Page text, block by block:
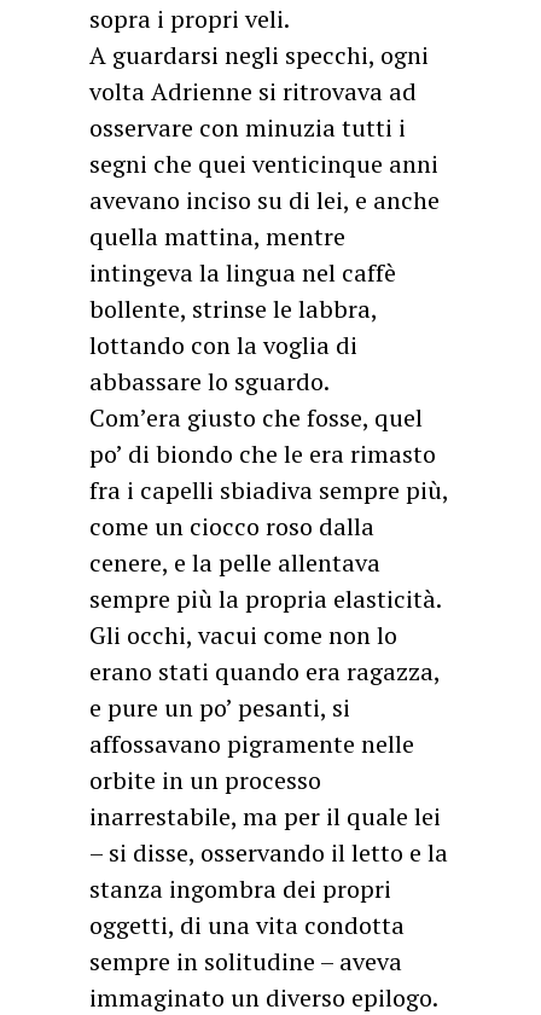
sopra i propri veli.
A guardarsi negli specchi, ogni
volta Adrienne si ritrovava ad
osservare con minuzia tutti i
segni che quei venticinque anni
avevano inciso su di lei, e anche
quella mattina, mentre
intingeva la lingua nel caffè
bollente, strinse le labbra,
lottando con la voglia di
abbassare lo sguardo.
Com’era giusto che fosse, quel
po’ di biondo che le era rimasto
fra i capelli sbiadiva sempre più,
come un ciocco roso dalla
cenere, e la pelle allentava
sempre più la propria elasticità.
Gli occhi, vacui come non lo
erano stati quando era ragazza,
e pure un po’ pesanti, si
affossavano pigramente nelle
orbite in un processo
inarrestabile, ma per il quale lei
– si disse, osservando il letto e la
stanza ingombra dei propri
oggetti, di una vita condotta
sempre in solitudine – aveva
immaginato un diverso epilogo.